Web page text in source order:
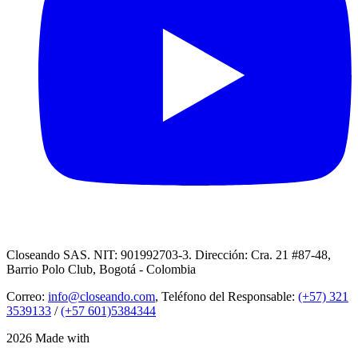
Closeando SAS. NIT: 901992703-3. Dirección: Cra. 21 #87-48,
Barrio Polo Club, Bogotá - Colombia
Correo: info@closeando.com, Teléfono del Responsable: (+57) 321
3539133 /(+57 601)5384344
2026 Made with